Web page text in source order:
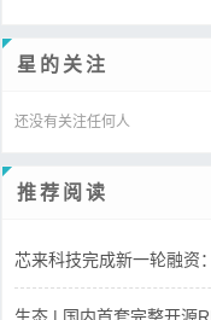
星的关注
还没有关注任何人
推荐阅读
芯来科技完成新一轮融资
生态 | 国内首套完整开源